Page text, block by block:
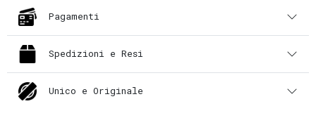
Pagamenti
Spedizioni e Resi
Unico e Originale